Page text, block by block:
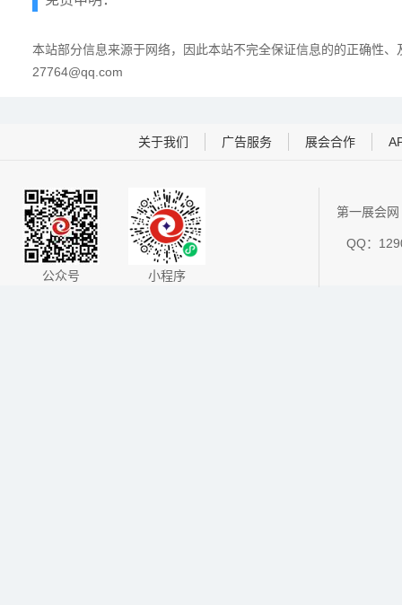
本站部分信息来源于网络，因此本站不完全保证信息的的正确性
27764@qq.com
关于我们 广告服务 展会合作
公众号 小程序
第一展会
QQ：